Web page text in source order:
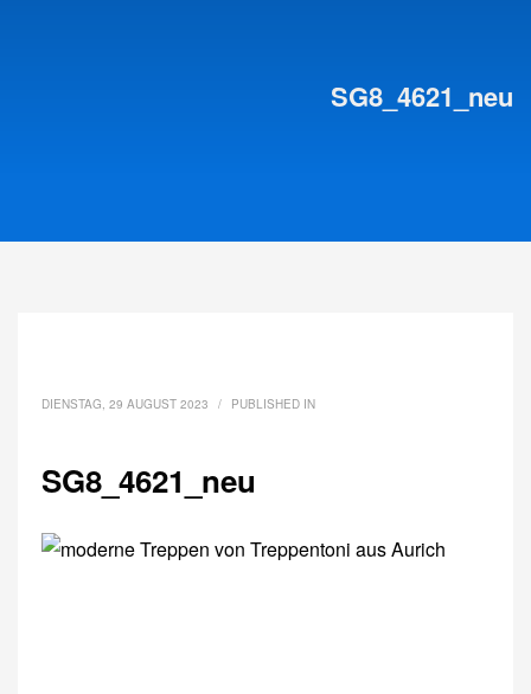
SG8_4621_neu
DIENSTAG, 29 AUGUST 2023 / PUBLISHED IN
SG8_4621_neu